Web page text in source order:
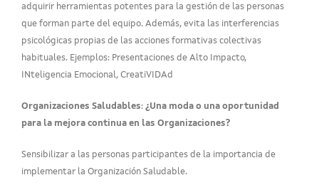
adquirir herramientas potentes para la gestión de las personas
que forman parte del equipo. Además, evita las interferencias
psicológicas propias de las acciones formativas colectivas
habituales. Ejemplos: Presentaciones de Alto Impacto,
INteligencia Emocional, CreatiVIDAd
Organizaciones Saludables: ¿Una moda o una oportunidad
para la mejora continua en las Organizaciones?
Sensibilizar a las personas participantes de la importancia de
implementar la Organización Saludable.